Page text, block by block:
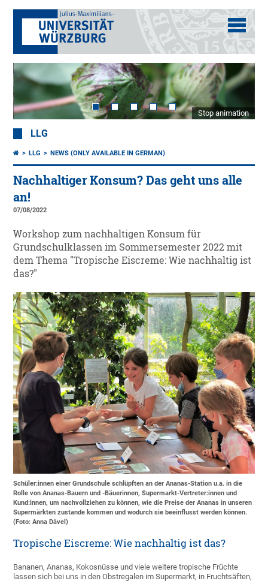
Stop animation
LLG
LLG NEWS (ONLY AVAILABLE IN GERMAN)
Nachhaltiger Konsum? Das geht uns alle
an!
07/08/2022
Workshop zum nachhaltigen Konsum für
Grundschulklassen im Sommersemester 2022 mit
dem Thema "Tropische Eiscreme: Wie nachhaltig ist
das?"
Schüler:innen einer Grundschule schlüpften an der Ananas-Station u.a. in die
Rolle von Ananas-Bauern und -Bäuerinnen, Supermarkt-Vertreter:innen und
Kund:innen, um nachvollziehen zu können, wie die Preise der Ananas in unseren
Supermärkten zustande kommen und wodurch sie beeinflusst werden können.
(Foto: Anna Dävel)
Tropische Eiscreme: Wie nachhaltig ist das?
Bananen, Ananas, Kokosnüsse und viele weitere tropische Früchte
lassen sich bei uns in den Obstregalen im Supermarkt, in Fruchtsäften,